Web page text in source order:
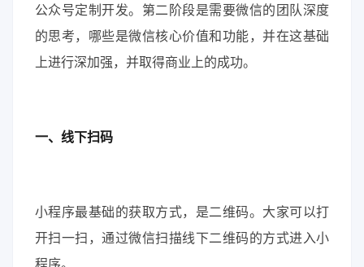
公众号定制开发。第二阶段是需要微信的团队深度
的思考，哪些是微信核心价值和功能，并在这基础
上进行深加强，并取得商业上的成功。
一、线下扫码
小程序最基础的获取方式，是二维码。大家可以打
开扫一扫，通过微信扫描线下二维码的方式进入小